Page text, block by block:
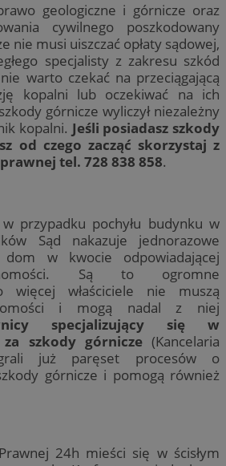
geologiczne i górnicze oraz
cywilnego poszkodowany
nie musi uiszczać opłaty sądowej,
specjalisty z zakresu szkód
warto czekać na przeciągającą
kopalni lub oczekiwać na ich
górnicze wyliczył niezależny
kopalni. Jeśli posiadasz szkody
od czego zacząć skorzystaj z
tel. 728 838 858.
przypadku pochyłu budynku w
Sąd nakazuje jednorazowe
dom w kwocie odpowiadającej
Są to ogromne
więcej właściciele nie muszą
i mogą nadal z niej
specjalizujący się w
za szkody górnicze (Kancelaria
już paręset procesów o
górnicze i pomogą również
24h mieści się w ścisłym